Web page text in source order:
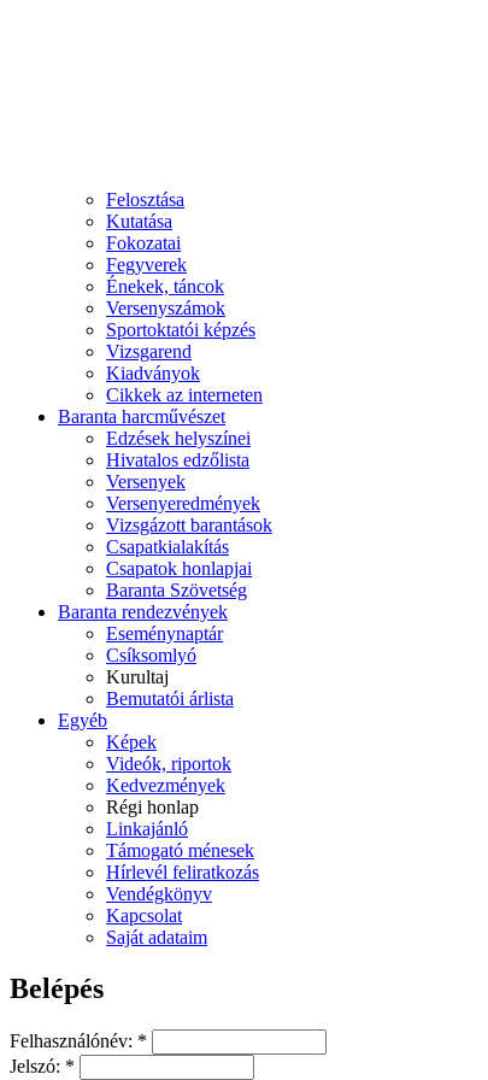
Felosztása
Kutatása
Fokozatai
Fegyverek
Énekek, táncok
Versenyszámok
Sportoktatói képzés
Vizsgarend
Kiadványok
Cikkek az interneten
Baranta harcművészet
Edzések helyszínei
Hivatalos edzőlista
Versenyek
Versenyeredmények
Vizsgázott barantások
Csapatkialakítás
Csapatok honlapjai
Baranta Szövetség
Baranta rendezvények
Eseménynaptár
Csíksomlyó
Kurultaj
Bemutatói árlista
Egyéb
Képek
Videók, riportok
Kedvezmények
Régi honlap
Linkajánló
Támogató ménesek
Hírlevél feliratkozás
Vendégkönyv
Kapcsolat
Saját adataim
Belépés
Felhasználónév: *
Jelszó: *